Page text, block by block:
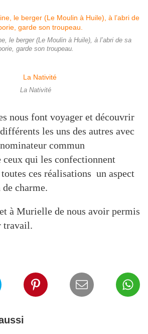
le berger (Le Moulin à Huile), à l’abri de sa
garde son troupeau.
La Nativité
nous font voyager et découvrir
les uns des autres avec
commun
qui les confectionnent
ces réalisations un aspect
charme.
à Murielle de nous avoir permis
travail.